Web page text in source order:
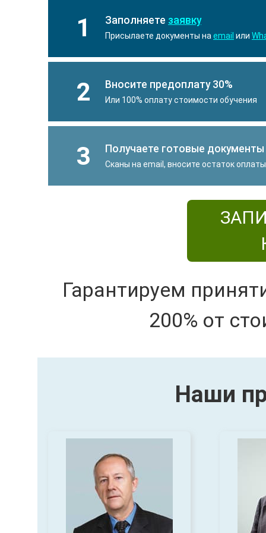
1 Заполняете заявку
Присылаете документы на email или
2 Вносите предоплату 30%
Или 100% оплату стоимости обучения
3 Получаете готовые документы
Сканы на email, вносите остаток
Гарантируем
200% от
Наши